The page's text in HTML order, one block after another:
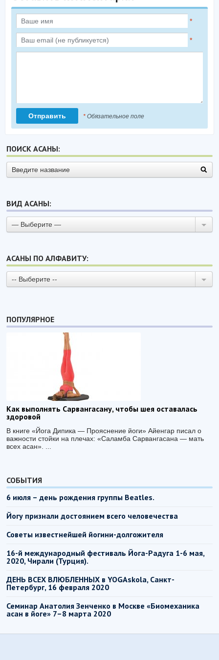
*
*
* Обязательное поле
ПОИСК АСАНЫ:
ВИД АСАНЫ:
— Выберите —
АСАНЫ ПО АЛФАВИТУ:
-- Выберите --
ПОПУЛЯРНОЕ
Как выполнять Сарвангасану, чтобы шея оставалась
здоровой
В книге «Йога Дипика — Прояснение йоги» Айенгар писал о
важности стойки на плечах: «Саламба Сарвангасана — мать
всех асан». ...
СОБЫТИЯ
6 июля – день рождения группы Beatles.
Йогу признали достоянием всего человечества
Советы известнейшей йогини-долгожителя
16-й международный фестиваль Йога-Радуга 1-6 мая,
2020, Чирали (Турция).
ДЕНЬ ВСЕХ ВЛЮБЛЕННЫХ в YOGAskola, Санкт-
Петербург, 16 февраля 2020
Семинар Анатолия Зенченко в Москве «Биомеханика
асан в йоге» 7–8 марта 2020